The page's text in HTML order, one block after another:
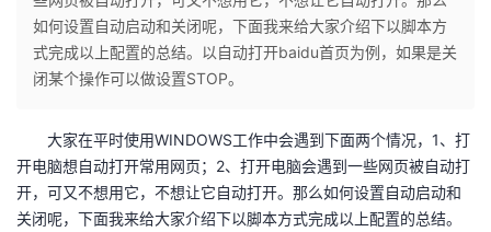
人
页
我
开
发
如何设置自动启动和关闭呢，下面我来给大家介绍下以脚本方
式完成以上配置的总结。以自动打开baidu首页为例，如果是关
闭某个操作可以做设置STOP。
大家在平时使用WINDOWS工作中会遇到下面两个情况，1、打
开电脑想自动打开常用网页；2、打开电脑会遇到一些网页被自动打
开，可又不想用它，不想让它自动打开。那么如何设置自动启动和
关闭呢，下面我来给大家介绍下以脚本方式完成以上配置的总结。